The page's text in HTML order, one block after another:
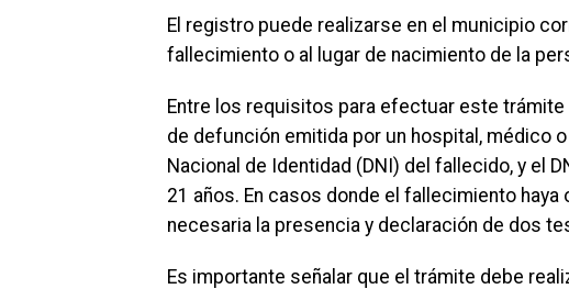
El registro puede realizarse en el municipio
fallecimiento o al lugar de nacimiento de la
Entre los requisitos para efectuar este
de defunción emitida por un hospital, médico
Nacional de Identidad (DNI) del fallecido, y el
21 años. En casos donde el fallecimiento
necesaria la presencia y declaración de dos
Es importante señalar que el trámite debe